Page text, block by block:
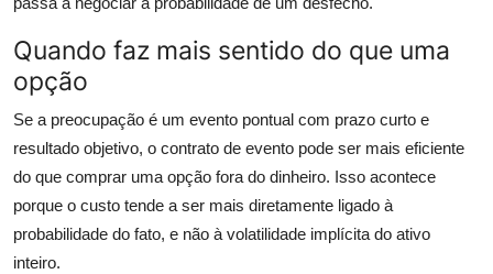
Quando faz mais sentido do que uma
opção
Se a preocupação é um evento pontual com prazo curto e
resultado objetivo, o contrato de evento pode ser mais eficiente
do que comprar uma opção fora do dinheiro. Isso acontece
porque o custo tende a ser mais diretamente ligado à
probabilidade do fato, e não à volatilidade implícita do ativo
inteiro.